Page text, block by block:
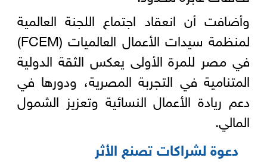
وأضافت أن انعقاد اجتماع اللجنة العالمية
لمنظمة سيدات الأعمال العالميات (FCEM)
في مصر للمرة الأولى يعكس الثقة الدولية
المتنامية في التجربة المصرية، ودورها في
دعم ريادة الأعمال النسائية وتعزيز الشمول
المالي.
دعوة لشراكات تصنع الأثر